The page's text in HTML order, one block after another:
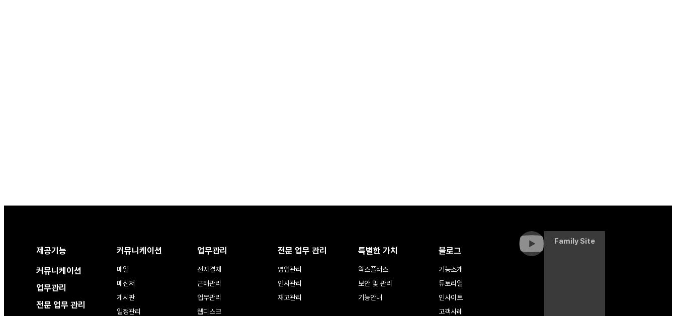
제공기능
커뮤니케이션
업무관리
전문 업무 관리
커뮤니케이션
메일
메신저
게시판
일정관리
업무관리
전자결재
근태관리
업무관리
웹디스크
전문 업무 관리
영업관리
인사관리
재고관리
특별한 가치
웍스플러스
보안 및 관리
기능안내
블로그
기능소개
튜토리얼
인사이트
고객사례
Family Site